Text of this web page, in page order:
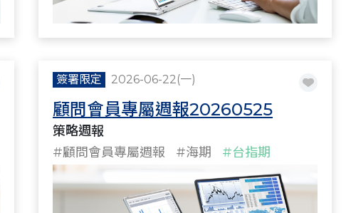
簽署限定 2026-06-22(一)
顧問會員專屬週報20260525
策略週報
#顧問會員專屬週報
#海期
#台指期
#策略